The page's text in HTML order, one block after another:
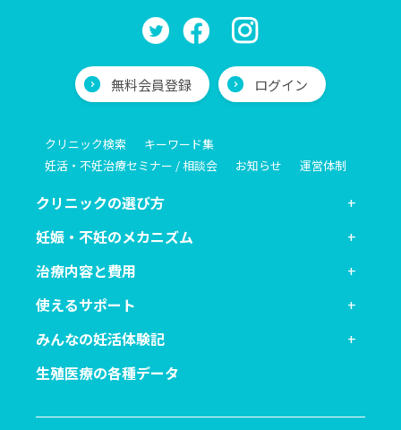
無料会員登録 ログイン
クリニック検索
キーワード集
妊活・不妊治療セミナー / 相談会
お知らせ 運営体制
クリニックの選び方
妊娠・不妊のメカニズム
治療内容と費用
使えるサポート
みんなの妊活体験記
生殖医療の各種データ